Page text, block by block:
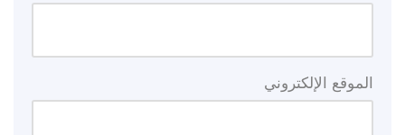
الموقع الإلكتروني